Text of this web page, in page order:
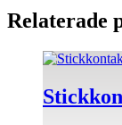
Relaterade